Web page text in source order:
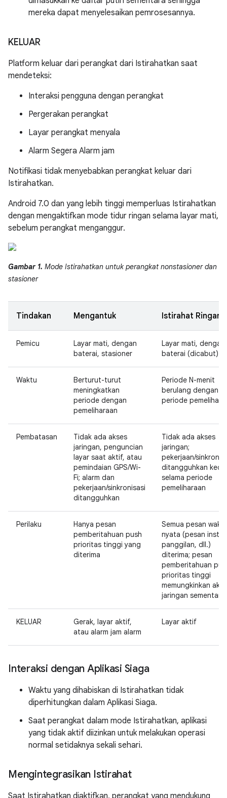
mereka dapat menyelesaikan pemrosesannya.
KELUAR
Platform keluar dari perangkat dari Istirahatkan saat
mendeteksi:
Interaksi pengguna dengan perangkat
Pergerakan perangkat
Layar perangkat menyala
Alarm Segera Alarm jam
Notifikasi tidak menyebabkan perangkat keluar dari
Istirahatkan.
Android 7.0 dan yang lebih tinggi memperluas Istirahatkan
dengan mengaktifkan mode tidur ringan selama layar mati,
sebelum perangkat menganggur.
Gambar 1. Mode Istirahatkan untuk perangkat nonstasioner dan
stasioner
Tindakan Mengantuk Istirahat Ringan
Pemicu
Layar mati, dengan
baterai, stasioner
Layar mati, dengan
baterai (dicabut)
Waktu
Berturut-turut
meningkatkan
periode dengan
pemeliharaan
Periode N-menit
berulang dengan
periode
Pembatasan
Tidak ada akses
jaringan, penguncian
layar saat aktif, atau
pemindaian GPS/Wi-
Fi; alarm dan
pekerjaan/sinkronisasi
ditangguhkan
Tidak ada akses
jaringan;
pekerjaan/
ditangguhkan
selama periode
pemeliharaan
Perilaku
Hanya pesan
pemberitahuan push
prioritas tinggi yang
diterima
Semua pesan
nyata (pesan
panggilan, dll.)
diterima; pesan
pemberitahuan
prioritas tinggi
memungkinkan
jaringan sementara
KELUAR
Gerak, layar aktif,
atau alarm jam alarm
Layar aktif
Interaksi dengan Aplikasi Siaga
Waktu yang dihabiskan di Istirahatkan tidak
diperhitungkan dalam Aplikasi Siaga.
Saat perangkat dalam mode Istirahatkan, aplikasi
yang tidak aktif diizinkan untuk melakukan operasi
normal setidaknya sekali sehari.
Mengintegrasikan Istirahat
Saat Istirahatkan diaktifkan, perangkat yang mendukung